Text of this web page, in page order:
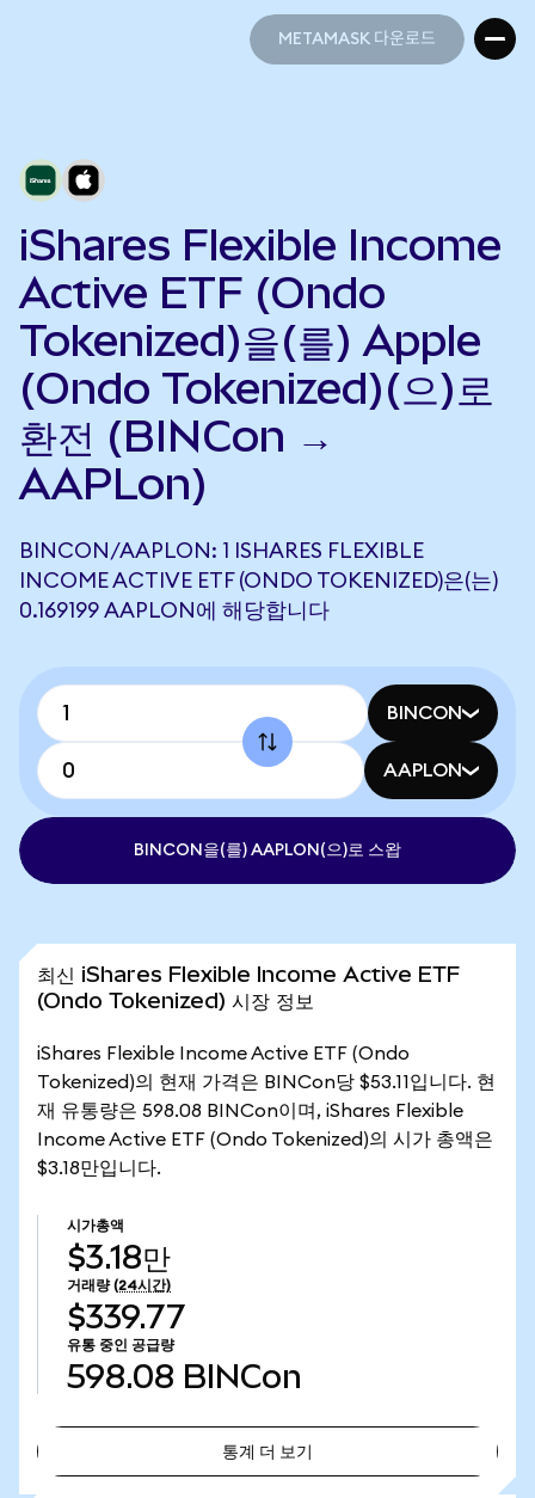
METAMASK 다운로드
iShares Flexible Income
Active ETF (Ondo
Tokenized)을(를) Apple
(Ondo Tokenized)(으)로
환전 (BINCon →
AAPLon)
BINCON/AAPLON: 1 ISHARES FLEXIBLE
INCOME ACTIVE ETF (ONDO TOKENIZED)은(는)
0.169199 AAPLON에 해당합니다
BINCON
AAPLON
BINCON을(를) AAPLON(으)로 스왑
최신 iShares Flexible Income Active ETF
(Ondo Tokenized) 시장 정보
iShares Flexible Income Active ETF (Ondo
Tokenized)의 현재 가격은 BINCon당 $53.11입니다. 현
재 유통량은 598.08 BINCon이며, iShares Flexible
Income Active ETF (Ondo Tokenized)의 시가 총액은
$3.18만입니다.
시가총액
$3.18만
거래량 (24시간)
$339.77
유통 중인 공급량
598.08 BINCon
통계 더 보기